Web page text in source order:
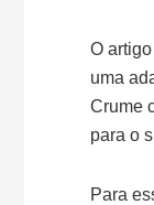
O
uma
Crume
para o
Para